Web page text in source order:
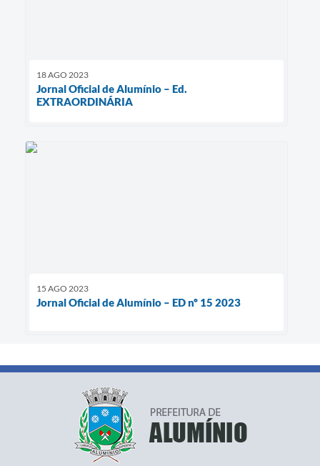
18 AGO 2023
Jornal Oficial de Alumínio – Ed.
EXTRAORDINÁRIA
15 AGO 2023
Jornal Oficial de Alumínio – ED nº 15 2023